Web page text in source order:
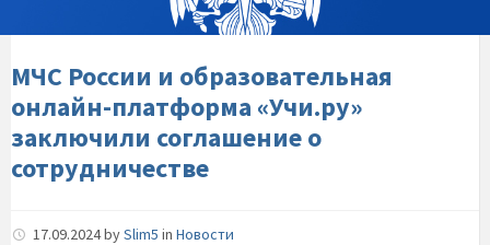
платформа-«Учи.ру»-
заключили-
соглашение-
сотрудничестве
МЧС России и образовательная
онлайн-платформа «Учи.ру»
заключили соглашение о
сотрудничестве
17.09.2024bySlim5 in Новости